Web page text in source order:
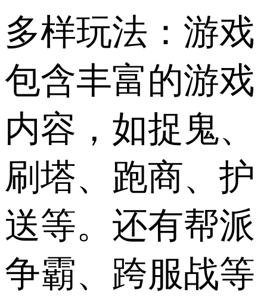
多样玩法：游戏
包含丰富的游戏
内容，如捉鬼、
刷塔、跑商、护
送等。还有帮派
争霸、跨服战等